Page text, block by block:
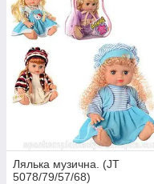
Лялька музична. (JT
5078/79/57/68)